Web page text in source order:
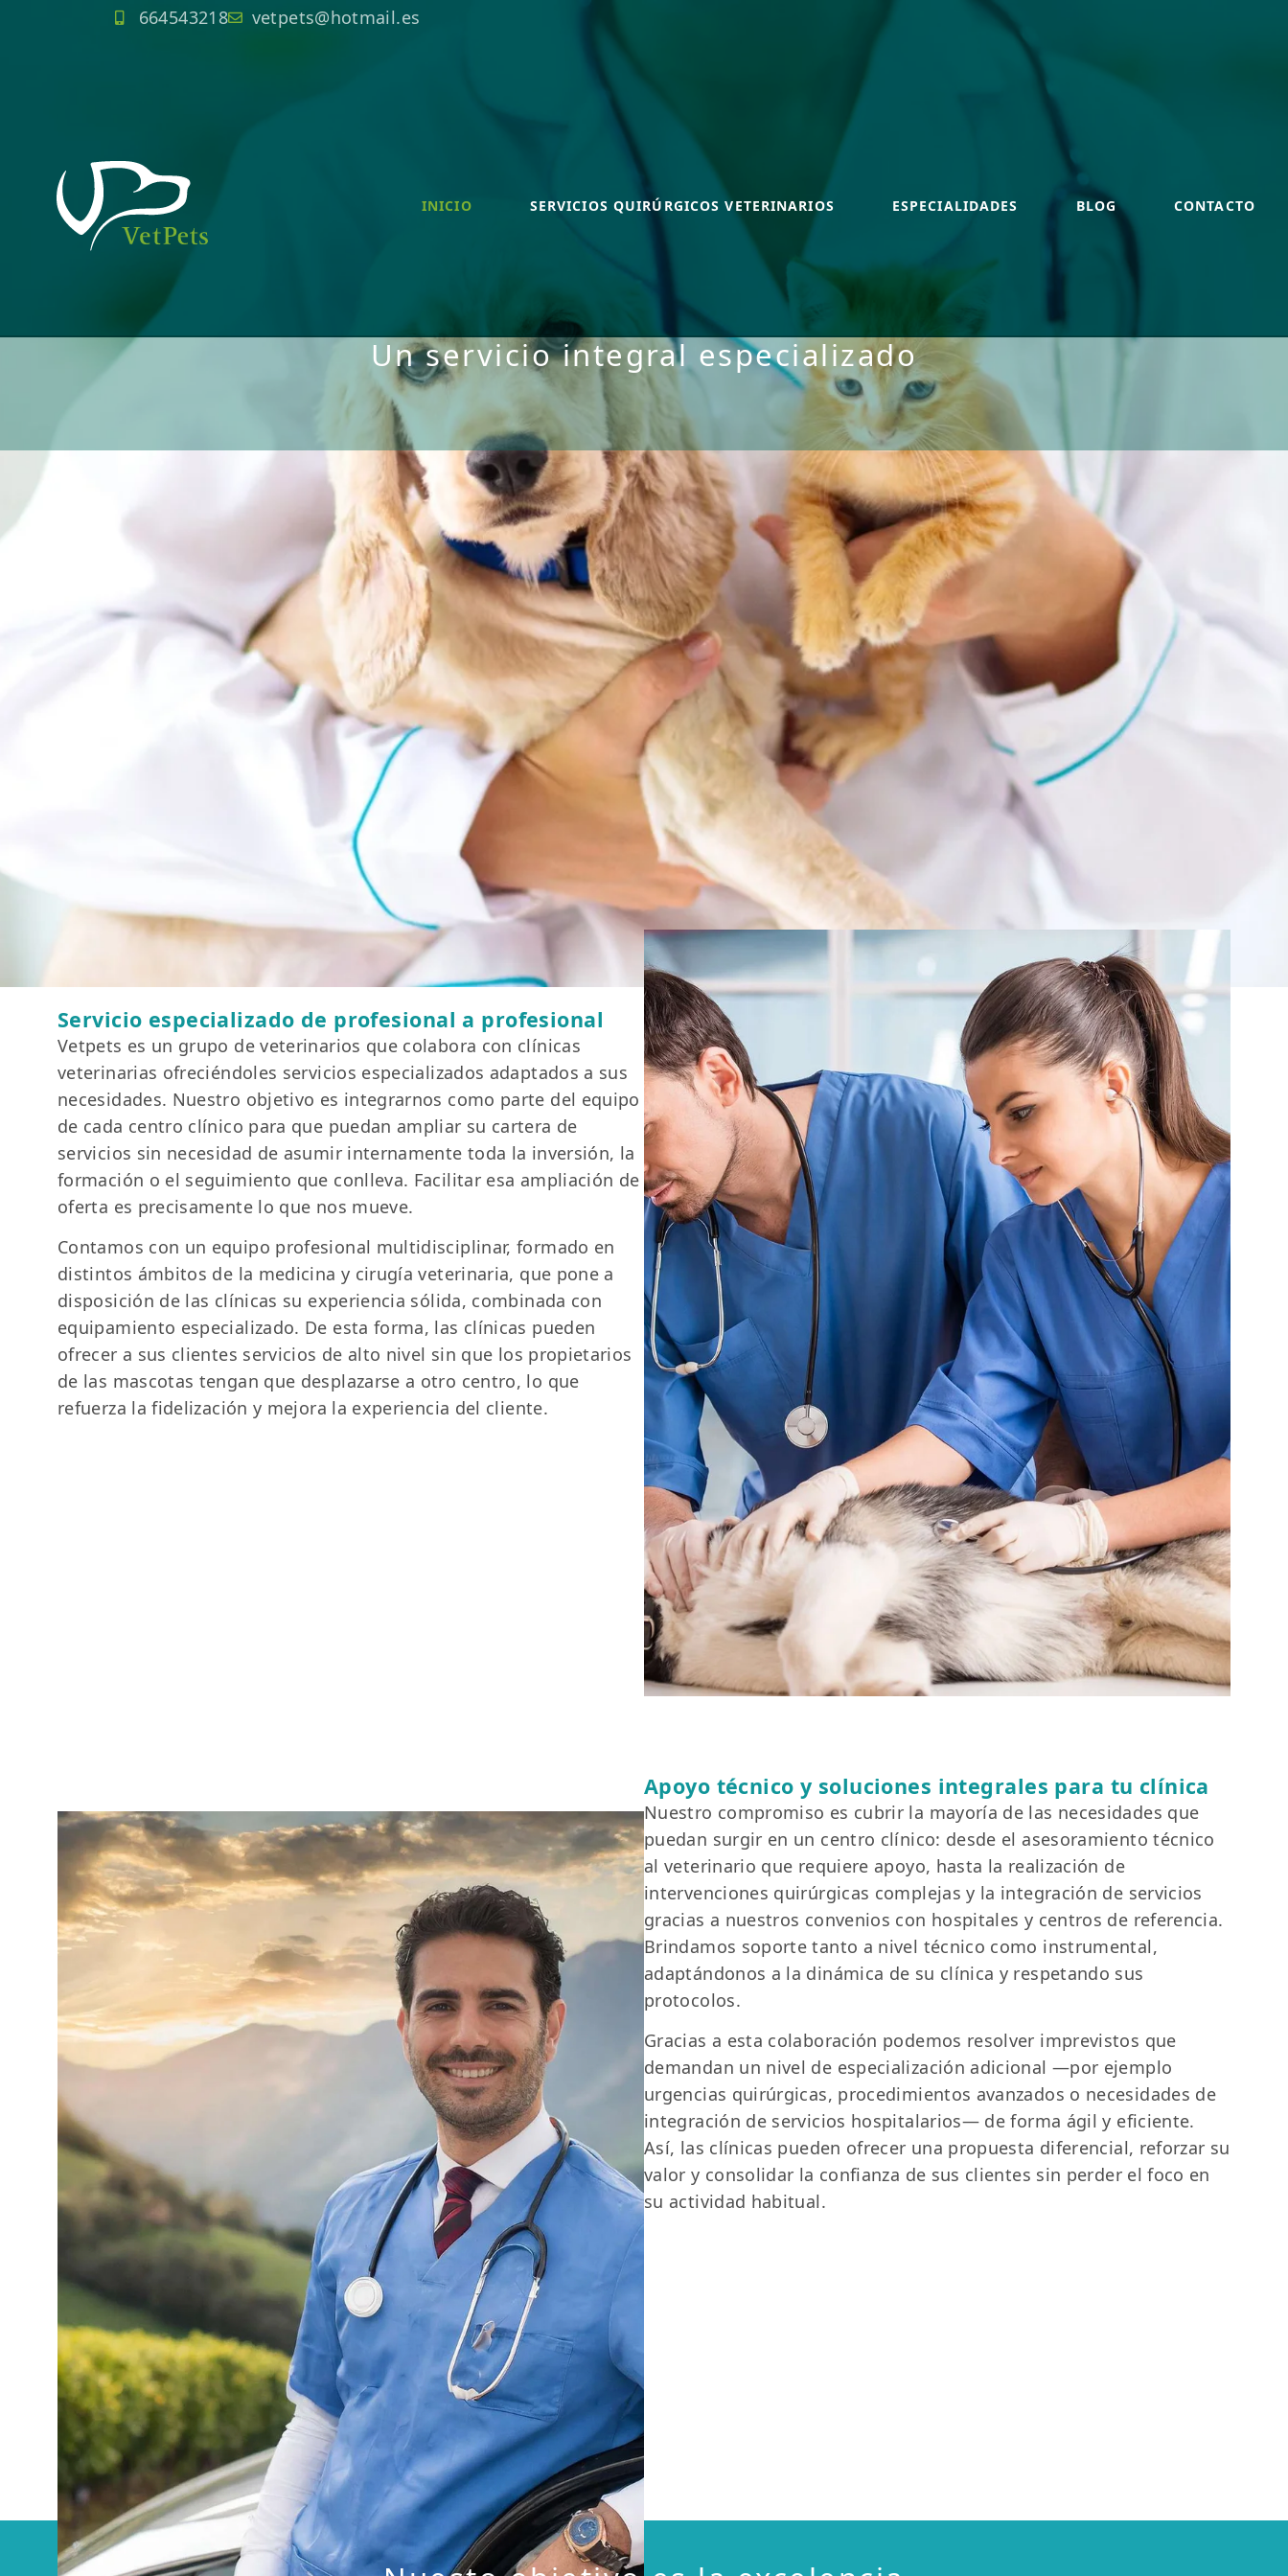
664543218 vetpets@hotmail.es
INICIO SERVICIOS QUIRÚRGICOS VETERINARIOS ESPECIALIDADES BLOG CONTACTO
Un servicio integral especializado
Servicio especializado de profesional a profesional
Vetpets es un grupo de veterinarios que colabora con clínicas
veterinarias ofreciéndoles servicios especializados adaptados a sus
necesidades. Nuestro objetivo es integrarnos como parte del equipo
de cada centro clínico para que puedan ampliar su cartera de
servicios sin necesidad de asumir internamente toda la inversión, la
formación o el seguimiento que conlleva. Facilitar esa ampliación de
oferta es precisamente lo que nos mueve.
Contamos con un equipo profesional multidisciplinar, formado en
distintos ámbitos de la medicina y cirugía veterinaria, que pone a
disposición de las clínicas su experiencia sólida, combinada con
equipamiento especializado. De esta forma, las clínicas pueden
ofrecer a sus clientes servicios de alto nivel sin que los propietarios
de las mascotas tengan que desplazarse a otro centro, lo que
refuerza la fidelización y mejora la experiencia del cliente.
Apoyo técnico y soluciones integrales para tu clínica
Nuestro compromiso es cubrir la mayoría de las necesidades que
puedan surgir en un centro clínico: desde el asesoramiento técnico
al veterinario que requiere apoyo, hasta la realización de
intervenciones quirúrgicas complejas y la integración de servicios
gracias a nuestros convenios con hospitales y centros de referencia.
Brindamos soporte tanto a nivel técnico como instrumental,
adaptándonos a la dinámica de su clínica y respetando sus
protocolos.
Gracias a esta colaboración podemos resolver imprevistos que
demandan un nivel de especialización adicional —por ejemplo
urgencias quirúrgicas, procedimientos avanzados o necesidades de
integración de servicios hospitalarios— de forma ágil y eficiente.
Así, las clínicas pueden ofrecer una propuesta diferencial, reforzar su
valor y consolidar la confianza de sus clientes sin perder el foco en
su actividad habitual.